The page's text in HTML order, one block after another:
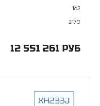
162
2170
12 551 261 РУБ